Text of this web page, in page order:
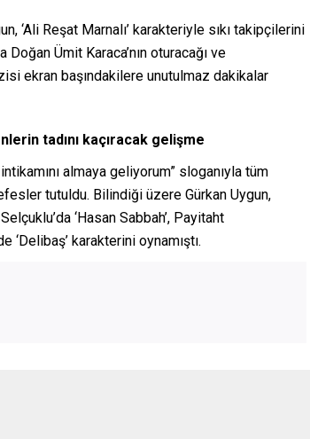
‘Ali Reşat Marnalı’ karakteriyle sıkı takipçilerini
Ümit Karaca’nın oturacağı ve
ekran başındakilere unutulmaz dakikalar
tadını kaçıracak gelişme
almaya geliyorum” sloganıyla tüm
tutuldu. Bilindiği üzere Gürkan Uygun,
‘Hasan Sabbah’, Payitaht
‘Delibaş’ karakterini oynamıştı.